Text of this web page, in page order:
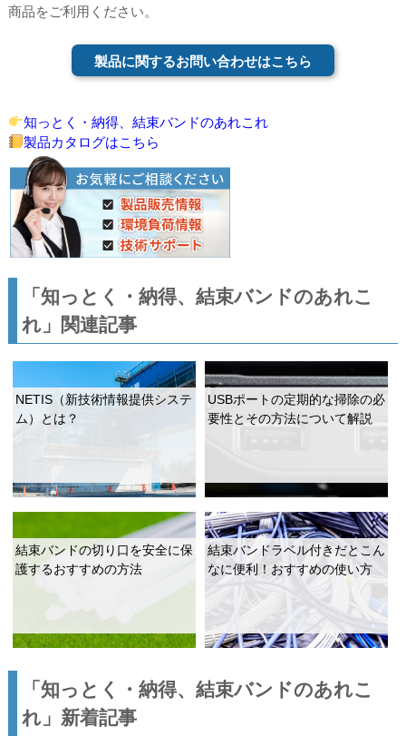
商品をご利用ください。
製品に関するお問い合わせはこちら
知っとく・納得、結束バンドのあれこれ
製品カタログはこちら
「知っとく・納得、結束バンドのあれこ
れ」関連記事
NETIS（新技術情報提供システ
ム）とは？
USBポートの定期的な掃除の必
要性とその方法について解説
結束バンドの切り口を安全に保
護するおすすめの方法
結束バンドラベル付きだとこん
なに便利！おすすめの使い方
「知っとく・納得、結束バンドのあれこ
れ」新着記事